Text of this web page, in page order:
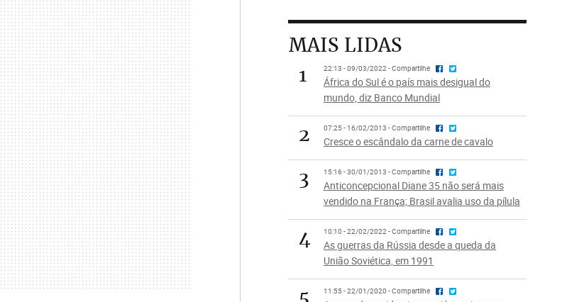
MAIS LIDAS
1
22:13 - 09/03/2022 - Compartilhe
África do Sul é o país mais desigual do
mundo, diz Banco Mundial
2 07:25 - 16/02/2013 - Compartilhe
Cresce o escândalo da carne de cavalo
3 15:16 - 30/01/2013 - Compartilhe
Anticoncepcional Diane 35 não será mais
vendido na França; Brasil avalia uso da pílula
4 10:10 - 22/02/2022 - Compartilhe
As guerras da Rússia desde a queda da
União Soviética, em 1991
11:55 - 22/01/2020 - Compartilhe